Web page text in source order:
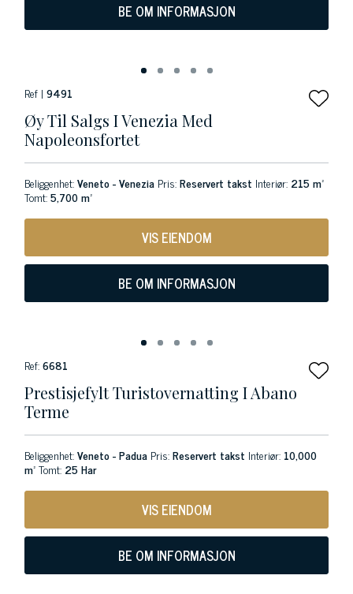
BE OM INFORMASJON
Ref | 9491
Øy Til Salgs I Venezia Med
Napoleonsfortet
Beliggenhet:Veneto - Venezia Pris:Reservert takst Interiør: 215 m²
Tomt:5,700 m²
VIS EIENDOM
BE OM INFORMASJON
Ref:6681
Prestisjefylt Turistovernatting I Abano
Terme
Beliggenhet:Veneto - Padua Pris:Reservert takst Interiør: 10,000
m²Tomt: 25 Har
VIS EIENDOM
BE OM INFORMASJON